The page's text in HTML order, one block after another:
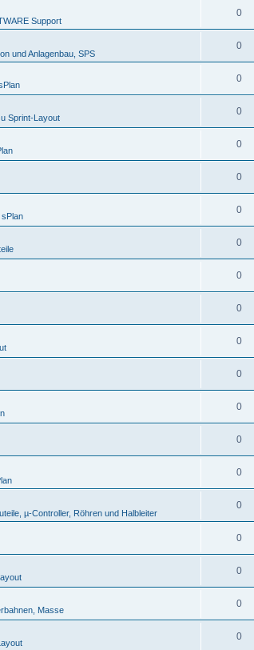
Support
0
und Anlagenbau, SPS
0
0
Sprint-Layout
0
0
0
0
0
0
0
0
0
0
0
0
µ-Controller, Röhren und Halbleiter
0
0
0
Masse
0
0